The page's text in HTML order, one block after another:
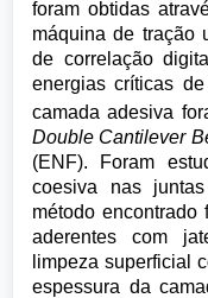
foram obtidas
máquina de tração
de correlação
energias críticas
camada adesiva
Double Cantilever
(ENF). Foram
coesiva nas
método
aderentes com
limpeza superficial
espessura da